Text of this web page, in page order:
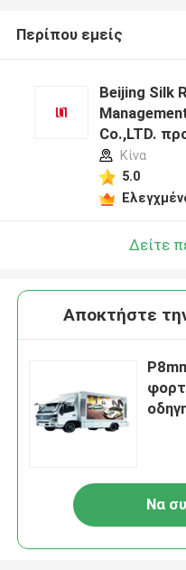
Περίπου εμείς
Beijing Silk
Co.,LTD.
Κίνα
5.0
Δείτε
Αποκτήστε
Να